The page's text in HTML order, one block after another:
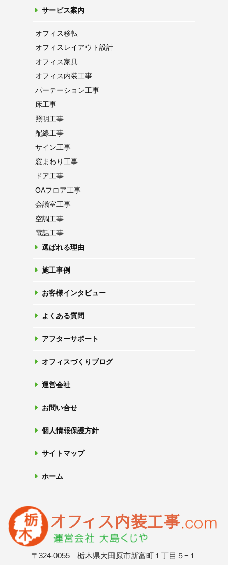
サービス案内
オフィス移転
オフィス レイアウト設計
オフィス家具
オフィス内装工事
パーテーション工事
床工事
照明工事
配線工事
サイン工事
窓まわり工事
ドア工事
OAフロア工事
会議室工事
空調工事
電話工事
選ばれる理由
施工事例
お客様インタビュー
よくある質問
アフターサポート
オフィスづくりブログ
運営会社
お問い合せ
個人情報保護方針
サイトマップ
ホーム
〒324-0055 栃木県大田原市新富町１丁目５−１